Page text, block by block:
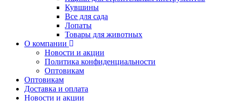
Кувшины
Все для сада
Лопаты
Товары для животных
О компании
Новости и акции
Политика конфиденциальности
Оптовикам
Оптовикам
Доставка и оплата
Новости и акции